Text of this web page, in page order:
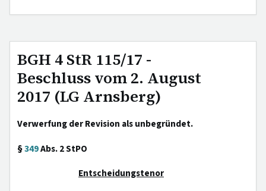
BGH 4 StR 115/17 -
Beschluss vom 2. August
2017 (LG Arnsberg)
Verwerfung der Revision als unbegründet.
§349Abs. 2 StPO
Entscheidungstenor